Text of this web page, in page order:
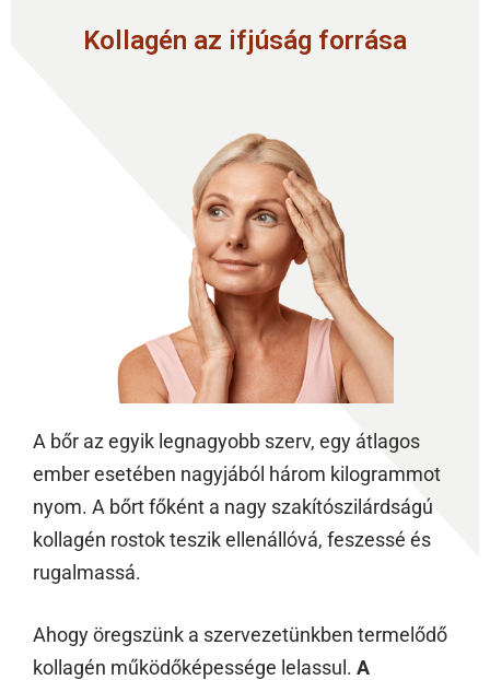
Kollagén az ifjúság forrása
A bőr az egyik legnagyobb szerv, egy átlagos
ember esetében nagyjából három kilogrammot
nyom. A bőrt főként a nagy szakítószilárdságú
kollagén rostok teszik ellenállóvá, feszessé és
rugalmassá.
Ahogy öregszünk a szervezetünkben termelődő
kollagén működőképessége lelassul. A